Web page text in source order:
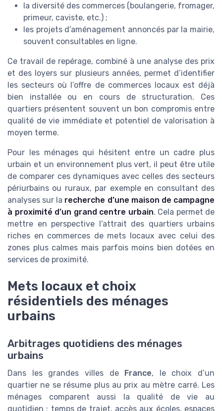
la diversité des commerces (boulangerie, fromager,
primeur, caviste, etc.) ;
les projets d’aménagement annoncés par la mairie,
souvent consultables en ligne.
Ce travail de repérage, combiné à une analyse des prix
et des loyers sur plusieurs années, permet d’identifier
les secteurs où l’offre de commerces locaux est déjà
bien installée ou en cours de structuration. Ces
quartiers présentent souvent un bon compromis entre
qualité de vie immédiate et potentiel de valorisation à
moyen terme.
Pour les ménages qui hésitent entre un cadre plus
urbain et un environnement plus vert, il peut être utile
de comparer ces dynamiques avec celles des secteurs
périurbains ou ruraux, par exemple en consultant des
analyses sur la recherche d’une maison de campagne
à proximité d’un grand centre urbain. Cela permet de
mettre en perspective l’attrait des quartiers urbains
riches en commerces de mets locaux avec celui des
zones plus calmes mais parfois moins bien dotées en
services de proximité.
Mets locaux et choix
résidentiels des ménages
urbains
Arbitrages quotidiens des ménages
urbains
Dans les grandes villes de France, le choix d’un
quartier ne se résume plus au prix au mètre carré. Les
ménages comparent aussi la qualité de vie au
quotidien : temps de trajet, accès aux écoles, espaces